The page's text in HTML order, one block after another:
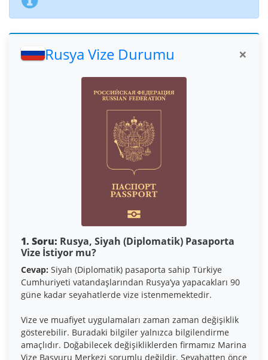
Rusya Vize Durumu ×
1. Soru: Rusya, Siyah (Diplomatik) Pasaporta
Vize İstiyor mu?
Cevap: Siyah (Diplomatik) pasaporta sahip Türkiye
Cumhuriyeti vatandaşlarından Rusya’ya yapacakları 90
güne kadar seyahatlerde vize istenmemektedir.
Vize ve muafiyet uygulamaları zaman zaman değişiklik
gösterebilir. Buradaki bilgiler yalnızca bilgilendirme
amaçlıdır. Doğabilecek değişikliklerden firmamız Marina
Vize Başvuru Merkezi sorumlu değildir. Seyahatten önce